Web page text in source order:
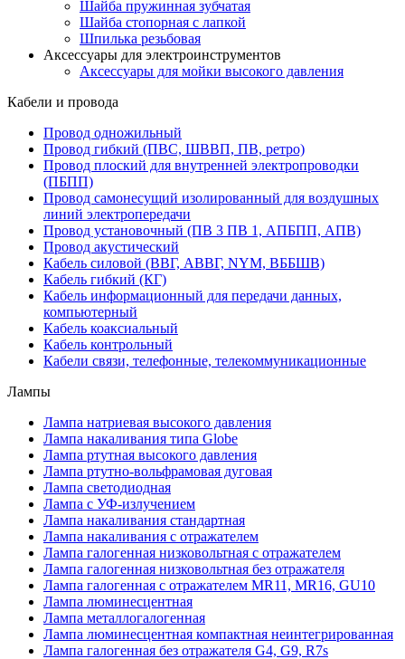
Шайба пружинная зубчатая
Шайба стопорная с лапкой
Шпилька резьбовая
Аксессуары для электроинструментов
Аксессуары для мойки высокого давления
Кабели и провода
Провод одножильный
Провод гибкий (ПВС, ШВВП, ПВ, ретро)
Провод плоский для внутренней электропроводки
(ПБПП)
Провод самонесущий изолированный для воздушных
линий электропередачи
Провод установочный (ПВ 3 ПВ 1, АПБПП, АПВ)
Провод акустический
Кабель силовой (ВВГ, АВВГ, NYM, ВББШВ)
Кабель гибкий (КГ)
Кабель информационный для передачи данных,
компьютерный
Кабель коаксиальный
Кабель контрольный
Кабели связи, телефонные, телекоммуникационные
Лампы
Лампа натриевая высокого давления
Лампа накаливания типа Globe
Лампа ртутная высокого давления
Лампа ртутно-вольфрамовая дуговая
Лампа светодиодная
Лампа с УФ-излучением
Лампа накаливания стандартная
Лампа накаливания с отражателем
Лампа галогенная низковольтная с отражателем
Лампа галогенная низковольтная без отражателя
Лампа галогенная с отражателем MR11, MR16, GU10
Лампа люминесцентная
Лампа металлогалогенная
Лампа люминесцентная компактная неинтегрированная
Лампа галогенная без отражателя G4, G9, R7s